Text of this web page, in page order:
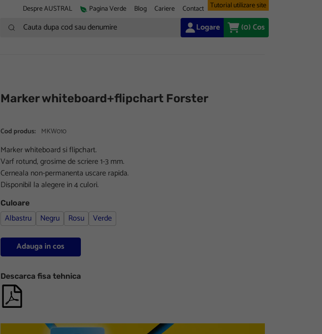
Despre AUSTRAL Pagina Verde Blog Cariere Contact Tutorial utilizare site
Cauta dupa cod sau denumire Logare (0)Cos
Marker whiteboard+flipchart Forster
Cod produs: MKW010
Marker whiteboard si flipchart.
Varf rotund, grosime de scriere 1-3 mm.
Cerneala non-permanenta uscare rapida.
Disponibil la alegere in 4 culori.
Culoare
Albastru Negru Rosu Verde
Adauga in cos
Descarca fisa tehnica